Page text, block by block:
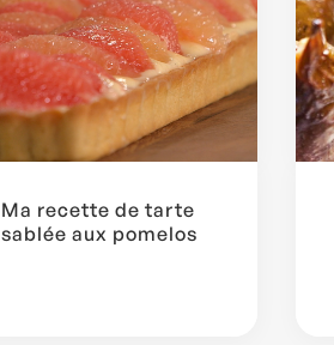
Ma recette de tarte
sablée aux pomelos